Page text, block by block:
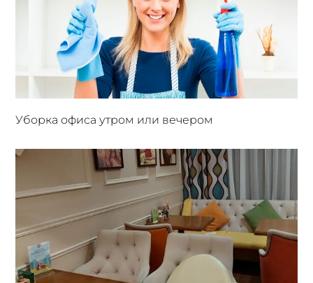
Уборка офиса утром или вечером